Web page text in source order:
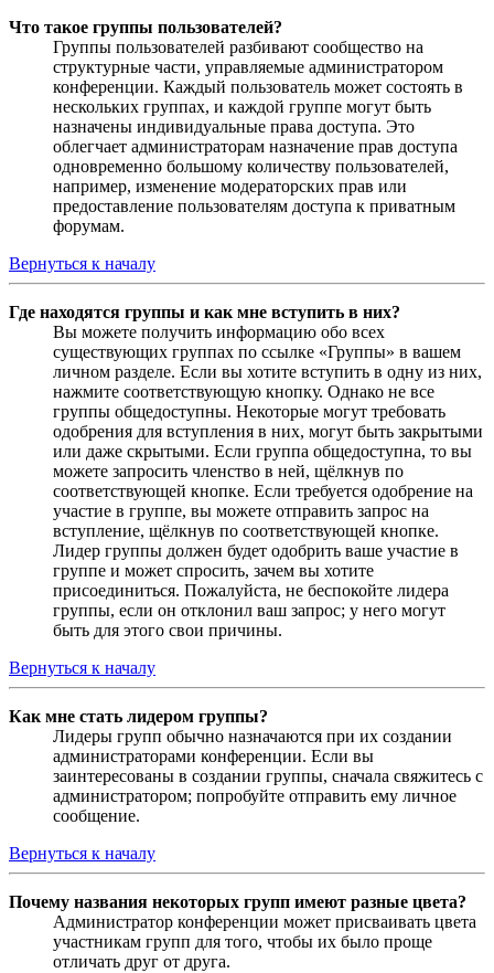
Что такое группы пользователей?
Группы пользователей разбивают сообщество на
структурные части, управляемые администратором
конференции. Каждый пользователь может состоять в
нескольких группах, и каждой группе могут быть
назначены индивидуальные права доступа. Это
облегчает администраторам назначение прав доступа
одновременно большому количеству пользователей,
например, изменение модераторских прав или
предоставление пользователям доступа к приватным
форумам.
Вернуться к началу
Где находятся группы и как мне вступить в них?
Вы можете получить информацию обо всех
существующих группах по ссылке «Группы» в вашем
личном разделе. Если вы хотите вступить в одну из них,
нажмите соответствующую кнопку. Однако не все
группы общедоступны. Некоторые могут требовать
одобрения для вступления в них, могут быть закрытыми
или даже скрытыми. Если группа общедоступна, то вы
можете запросить членство в ней, щёлкнув по
соответствующей кнопке. Если требуется одобрение на
участие в группе, вы можете отправить запрос на
вступление, щёлкнув по соответствующей кнопке.
Лидер группы должен будет одобрить ваше участие в
группе и может спросить, зачем вы хотите
присоединиться. Пожалуйста, не беспокойте лидера
группы, если он отклонил ваш запрос; у него могут
быть для этого свои причины.
Вернуться к началу
Как мне стать лидером группы?
Лидеры групп обычно назначаются при их создании
администраторами конференции. Если вы
заинтересованы в создании группы, сначала свяжитесь с
администратором; попробуйте отправить ему личное
сообщение.
Вернуться к началу
Почему названия некоторых групп имеют разные цвета?
Администратор конференции может присваивать цвета
участникам групп для того, чтобы их было проще
отличать друг от друга.